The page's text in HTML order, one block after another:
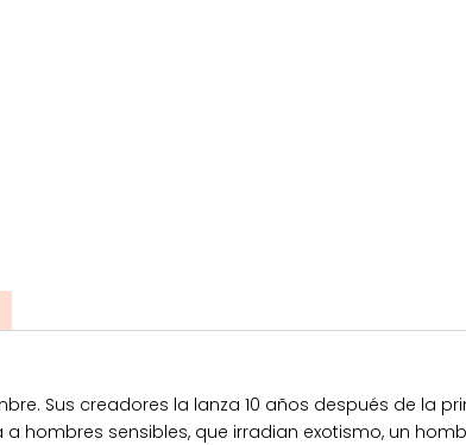
Sus creadores la lanza 10 años después de la
hombres sensibles, que irradian exotismo, un